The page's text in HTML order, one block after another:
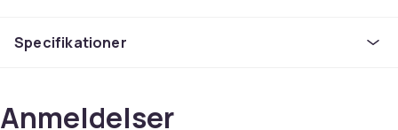
massageolie / cremer op og beskyt din bænk.
9. bænkepapir
Specifikationer
Anmeldelser